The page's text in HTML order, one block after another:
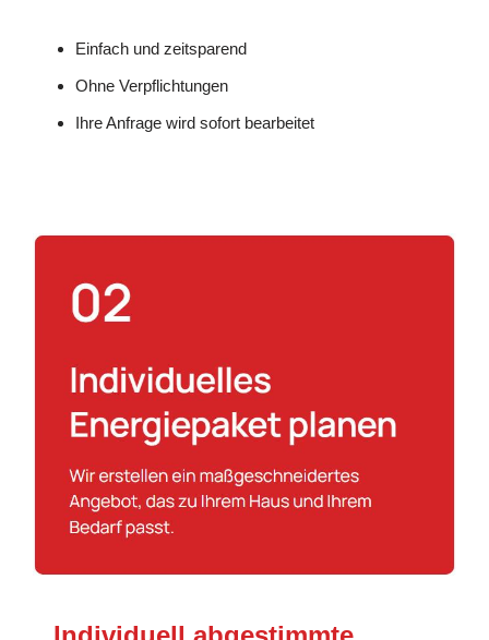
Einfach und zeitsparend
Ohne Verpflichtungen
Ihre Anfrage wird sofort bearbeitet